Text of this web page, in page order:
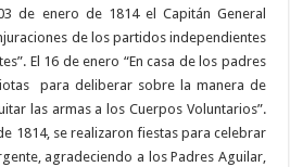
de enero de 1814 el Capitán General
de los partidos independientes
El 16 de enero “En casa de los padres
para deliberar sobre la manera de
las armas a los Cuerpos Voluntarios”.
1814, se realizaron fiestas para celebrar
agradeciendo a los Padres Aguilar,